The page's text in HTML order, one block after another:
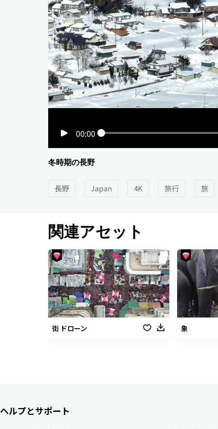
00:00
冬時期の長野
長野 Japan 4K 旅行 旅
関連アセット
街 ドローン 象
ヘルプとサポート